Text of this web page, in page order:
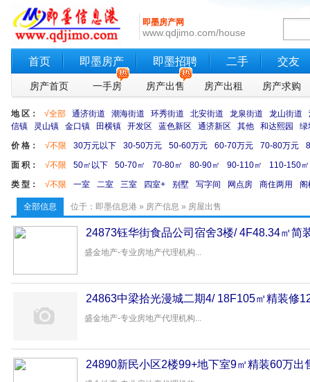
即墨房产网
www.qdjimo.com/house
首页 即墨房产 即墨招聘 二手 交友
房产首页 一手房 房产出售 房产出租 房产求购
地 区： √全部 通济街道 潮海街道 环秀街道 北安街道 龙泉街道 龙山街道
信镇
灵山镇 金口镇 田横镇 开发区 蓝色新区 通济新区 其他 和达熙园
绿
价 格：
√不限 30万元以下 30-50万元 50-60万元 60-70万元 70-80万元
面 积：
√不限 50㎡以下 50-70㎡ 70-80㎡ 80-90㎡ 90-110㎡
110-150㎡
类 型：
√不限 一室 二室 三室 四室+ 别墅 写字间 网点房 商住两用 阁
全部信息 位于： 即墨信息港 » 房产信息 » 房屋出售
24873钰华街食品公司宿舍3楼/ 4F48.34㎡简
盛金地产-专业房地产代理机构...
24863中梁拾光漫城二期4/ 18F105㎡精装修
盛金地产-专业房地产代理机构...
24890新民小区2楼99+地下室9㎡精装60万出